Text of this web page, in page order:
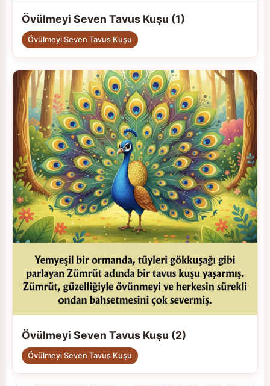
Övülmeyi Seven Tavus Kuşu (1)
Övülmeyi Seven Tavus Kuşu
Övülmeyi Seven Tavus Kuşu (2)
Övülmeyi Seven Tavus Kuşu